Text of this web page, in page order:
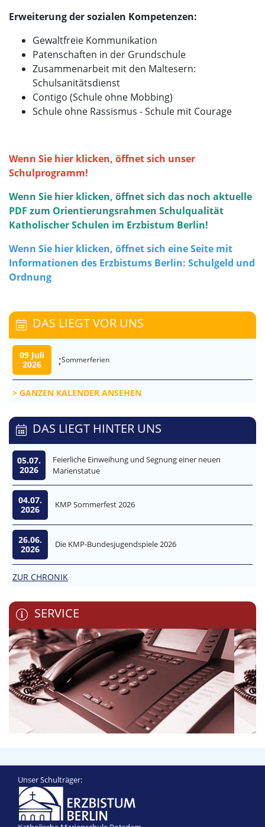
Erweiterung der sozialen Kompetenzen:
Gewaltfreie Kommunikation
Patenschaften in der Grundschule
Zusammenarbeit mit den Maltesern:
Schulsanitätsdienst
Contigo (Schule ohne Mobbing)
Schule ohne Rassismus - Schule mit Courage
Wenn Sie hier klicken, öffnet sich unser
Schulprogramm!
Wenn Sie hier klicken, öffnet sich das noch aktuelle
PDF zum Orientierungsrahmen Schulqualität
Katholischer Schulen im Erzbistum Berlin!
Wenn Sie hier klicken, öffnet sich eine Seite mit
Informationen des Erzbistums Berlin: Schulgeld und
Ordnung
DAS LIEGT VOR UNS
09 Juli
2026
;Sommerferien
GANZEN KALENDER ANSEHEN
DAS LIEGT HINTER UNS
05.07.
2026
Feierliche Einweihung und Segnung einer neuen
Marienstatue
04.07.
2026
KMP Sommerfest 2026
26.06.
2026
Die KMP-Bundesjugendspiele 2026
ZUR CHRONIK
SERVICE
Unser Schulträger: